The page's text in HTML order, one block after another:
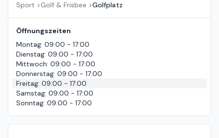
Sport >Golf & Frisbee >Golfplatz
Öffnungszeiten
Montag: 09:00 - 17:00
Dienstag: 09:00 - 17:00
Mittwoch: 09:00 - 17:00
Donnerstag: 09:00 - 17:00
Freitag: 09:00 - 17:00
Samstag: 09:00 - 17:00
Sonntag: 09:00 - 17:00